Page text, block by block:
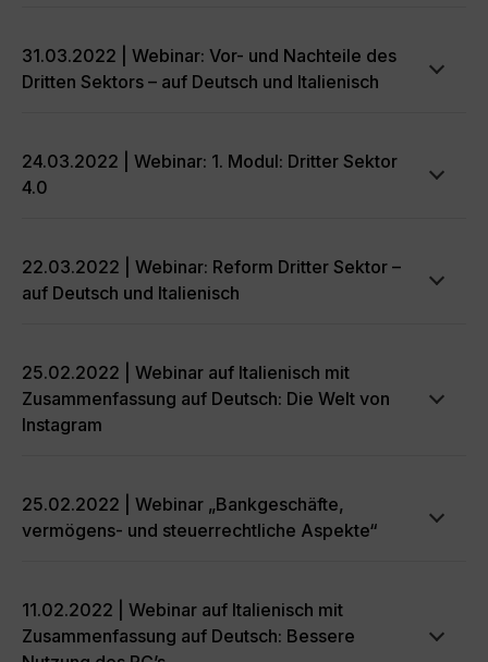
31.03.2022 | Webinar: Vor- und Nachteile des
Dritten Sektors – auf Deutsch und Italienisch
24.03.2022 | Webinar: 1. Modul: Dritter Sektor
4.0
22.03.2022 | Webinar: Reform Dritter Sektor –
auf Deutsch und Italienisch
25.02.2022 | Webinar auf Italienisch mit
Zusammenfassung auf Deutsch: Die Welt von
Instagram
25.02.2022 | Webinar „Bankgeschäfte,
vermögens- und steuerrechtliche Aspekte“
11.02.2022 | Webinar auf Italienisch mit
Zusammenfassung auf Deutsch: Bessere